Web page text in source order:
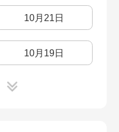
杰帕德配队
一期卡池建议
安魂弥撒
模拟宇宙六
教育部难题（7）
教育部的难题其五
教育部的难题之三
10月21日
10月19日